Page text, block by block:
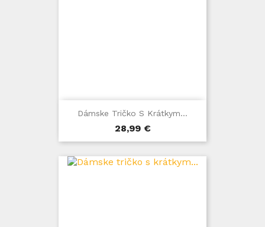
Dámske Tričko S Krátkym...
Cena
28,99 €